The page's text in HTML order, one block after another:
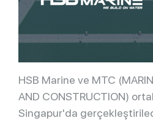
HSB Marine ve MTC
AND CONSTRUCTION)
Singapur'da